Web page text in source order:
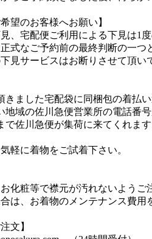
望のお客様へお願い】
、宅配便ご利用による下見は1度
式なご予約前の最終判断の一つ
見サービスはお断りさせて頂い
きました宅配袋に同梱包の着払
地域の佐川急便営業所の電話番
で佐川急便が集荷に来てくれます
軽に着物をご試着下さい。
化粧等で襟元が汚れないようご
は、お着物のメンテナンス費用
文】